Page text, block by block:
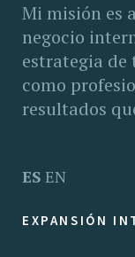
Mi misión es
negocio
estrategia de
como
resultados
ES EN
EXPANSIÓN